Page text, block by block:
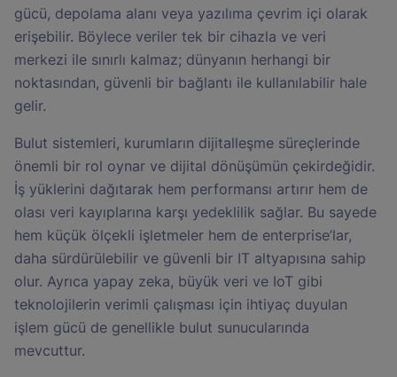
gücü, depolama alanı veya yazılıma çevrim içi olarak
erişebilir. Böylece veriler tek bir cihazla ve veri
merkezi ile sınırlı kalmaz; dünyanın herhangi bir
noktasından, güvenli bir bağlantı ile kullanılabilir hale
gelir.
Bulut sistemleri, kurumların dijitalleşme süreçlerinde
önemli bir rol oynar ve dijital dönüşümün çekirdeğidir.
İş yüklerini dağıtarak hem performansı artırır hem de
olası veri kayıplarına karşı yedeklilik sağlar. Bu sayede
hem küçük ölçekli işletmeler hem de enterprise’lar,
daha sürdürülebilir ve güvenli bir IT altyapısına sahip
olur. Ayrıca yapay zeka, büyük veri ve IoT gibi
teknolojilerin verimli çalışması için ihtiyaç duyulan
işlem gücü de genellikle bulut sunucularında
mevcuttur.